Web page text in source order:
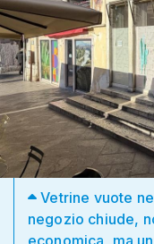
Vetrine vuote
negozio chiude,
economica, ma